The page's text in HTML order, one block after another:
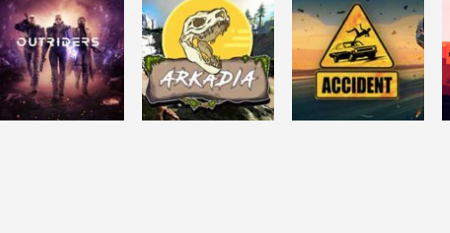
DISPAROS
DEPPART
PROTOTYPE
4.64K
DISPAROS
SKIBIDI TOILET
(Juego)
7.54K
ACCIÓN
Roblox: SQUID
GAME
45.3K